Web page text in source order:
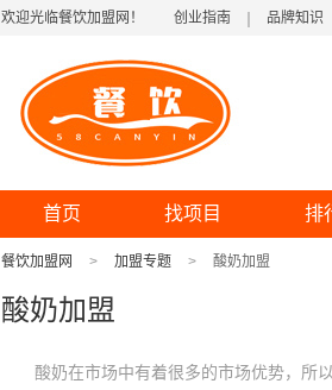
欢迎光临餐饮加盟网！ 创业指南 品牌知识
首页 找项目 排
餐饮加盟网 加盟专题 酸奶加盟
酸奶加盟
酸奶在市场中有着很多的市场优势，所以